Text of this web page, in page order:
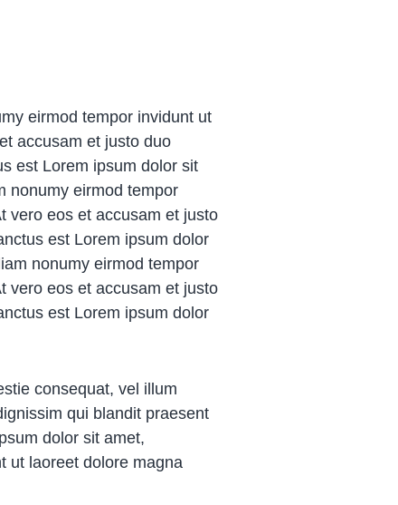
eirmod tempor invidunt ut
accusam et justo duo
est Lorem ipsum dolor sit
nonumy eirmod tempor
vero eos et accusam et justo
est Lorem ipsum dolor
nonumy eirmod tempor
vero eos et accusam et justo
est Lorem ipsum dolor
consequat, vel illum
qui blandit praesent
dolor sit amet,
ut laoreet dolore magna